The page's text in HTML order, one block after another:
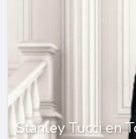
Stanley Tucci en